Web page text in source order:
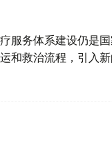
服务体系建设仍是
和救治流程，引入